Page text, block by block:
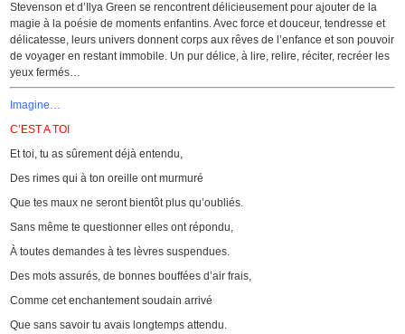
Stevenson et d’Ilya Green se rencontrent délicieusement pour ajouter de la
magie à la poésie de moments enfantins. Avec force et douceur, tendresse et
délicatesse, leurs univers donnent corps aux rêves de l’enfance et son pouvoir
de voyager en restant immobile. Un pur délice, à lire, relire, réciter, recréer les
yeux fermés…
Imagine…
C’EST A TOI
Et toi, tu as sûrement déjà entendu,
Des rimes qui à ton oreille ont murmuré
Que tes maux ne seront bientôt plus qu’oubliés.
Sans même te questionner elles ont répondu,
À toutes demandes à tes lèvres suspendues.
Des mots assurés, de bonnes bouffées d’air frais,
Comme cet enchantement soudain arrivé
Que sans savoir tu avais longtemps attendu.